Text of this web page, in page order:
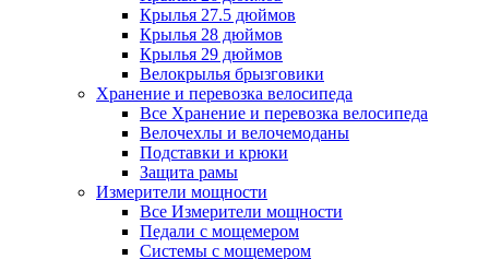
Крылья 27.5 дюймов
Крылья 28 дюймов
Крылья 29 дюймов
Велокрылья брызговики
Хранение и перевозка велосипеда
Все Хранение и перевозка велосипеда
Велочехлы и велочемоданы
Подставки и крюки
Защита рамы
Измерители мощности
Все Измерители мощности
Педали с мощемером
Системы с мощемером